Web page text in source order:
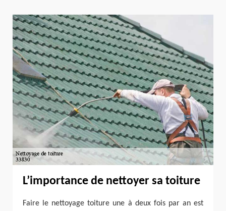
L’importance de nettoyer sa toiture
Faire le nettoyage toiture une à deux fois par an est